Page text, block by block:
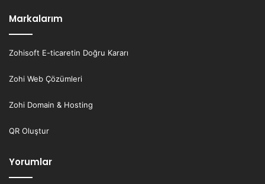
Markalarım
Zohisoft E-ticaretin Doğru Kararı
Zohi Web Çözümleri
Zohi Domain & Hosting
QR Oluştur
Yorumlar